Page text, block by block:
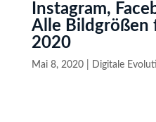
Instagram,
Alle Bildgrößen
2020
Mai 8, 2020| Digitale